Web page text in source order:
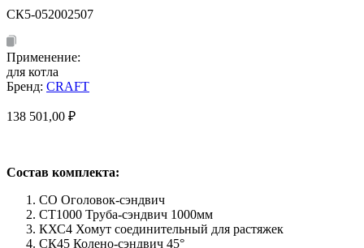
СК5-052002507
Применение:
для котла
Бренд: CRAFT
138 501,00 ₽
Состав комплекта:
СО Оголовок-сэндвич
СТ1000 Труба-сэндвич 1000мм
КХС4 Хомут соединительный для растяжек
СК45 Колено-сэндвич 45°